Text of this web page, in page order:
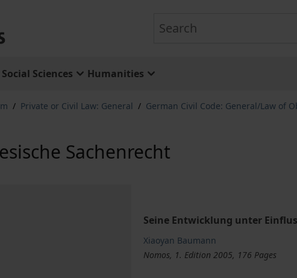
Social Sciences Humanities
/ Private or Civil Law: General / German Civil Code: General/Law of
Sachenrecht
Seine Entwicklung unter
Xiaoyan Baumann
Nomos, 1. Edition 2005, 176 Pages